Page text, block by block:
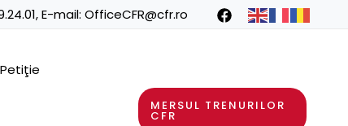
, E-mail: OfficeCFR@cfr.ro
MERSUL TRENURILOR
CFR